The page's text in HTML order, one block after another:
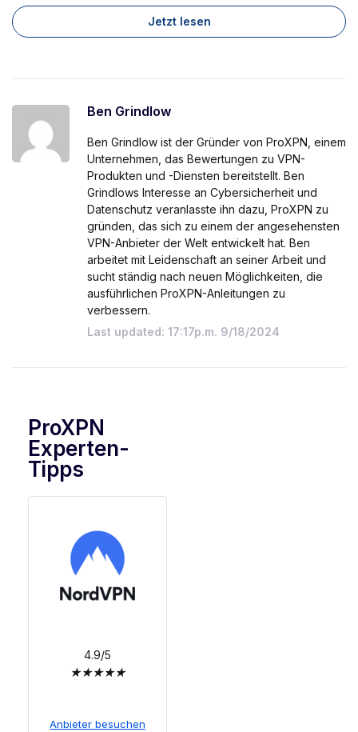
Jetzt lesen
Ben Grindlow
Ben Grindlow ist der Gründer von ProXPN, einem
Unternehmen, das Bewertungen zu VPN-
Produkten und -Diensten bereitstellt. Ben
Grindlows Interesse an Cybersicherheit und
Datenschutz veranlasste ihn dazu, ProXPN zu
gründen, das sich zu einem der angesehensten
VPN-Anbieter der Welt entwickelt hat. Ben
arbeitet mit Leidenschaft an seiner Arbeit und
sucht ständig nach neuen Möglichkeiten, die
ausführlichen ProXPN-Anleitungen zu
verbessern.
Last updated: 17:17p.m. 9/18/2024
ProXPN
Experten-
Tipps
4.9/5
★★★★★
Anbieter besuchen